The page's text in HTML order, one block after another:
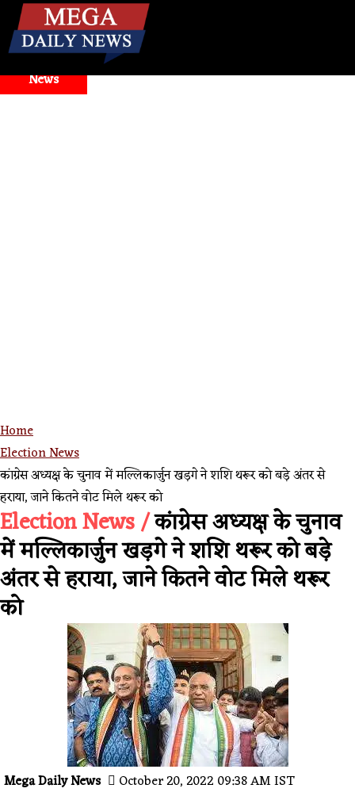
News
Home
Election News
कांग्रेस अध्यक्ष के चुनाव में मल्लिकार्जुन खड़गे ने शशि थरूर को बड़े अंतर से
हराया, जाने कितने वोट मिले थरूर को
Election News /कांग्रेस अध्यक्ष के चुनाव
में मल्लिकार्जुन खड़गे ने शशि थरूर को बड़े
अंतर से हराया, जाने कितने वोट मिले थरूर
को
Mega Daily News October 20, 2022 09:38 AM IST